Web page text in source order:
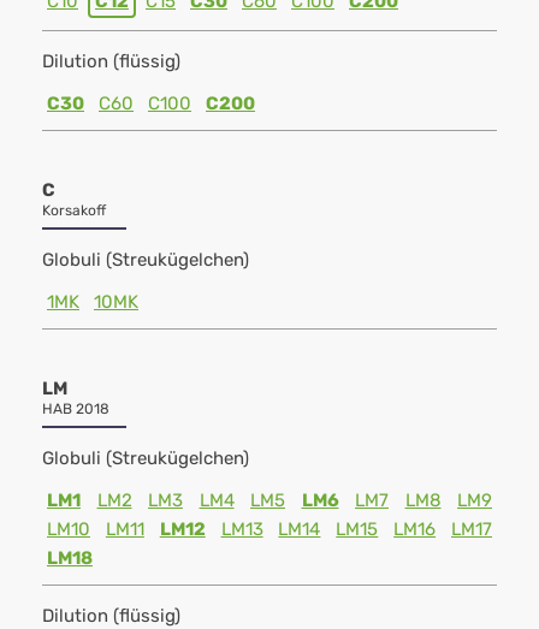
Dilution (flüssig)
C30
C60 C100 C200
C
Korsakoff
Globuli (Streukügelchen)
1MK
10MK
LM
HAB 2018
Globuli (Streukügelchen)
LM1
LM2 LM3 LM4 LM5 LM6 LM7 LM8
LM9
LM10
LM11 LM12 LM13 LM14 LM15 LM16
LM17
LM18
Dilution (flüssig)